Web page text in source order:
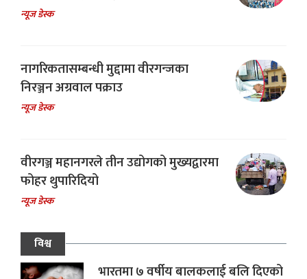
न्यूज डेस्क
नागरिकतासम्बन्धी मुद्दामा वीरगन्जका
निरञ्जन अग्रवाल पक्राउ
न्यूज डेस्क
वीरगञ्ज महानगरले तीन उद्योगको मुख्यद्वारमा
फोहर थुपारिदियो
न्यूज डेस्क
विश्व
भारतमा ७ वर्षीय बालकलाई बलि दिएको